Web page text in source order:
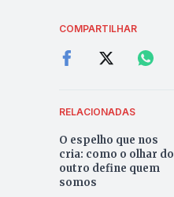
COMPARTILHAR
RELACIONADAS
O espelho que nos
cria: como o olhar do
outro define quem
somos